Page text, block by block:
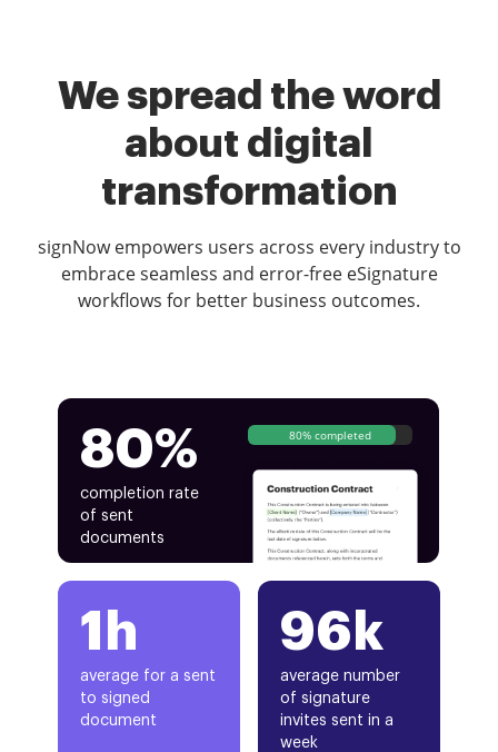
We spread the word
about digital
transformation
signNow empowers users across every industry to
embrace seamless and error-free eSignature
workflows for better business outcomes.
80%
completion rate
of sent
documents
80% completed
1h
average for a sent
to signed
document
96k
average number
of signature
invites sent in a
week